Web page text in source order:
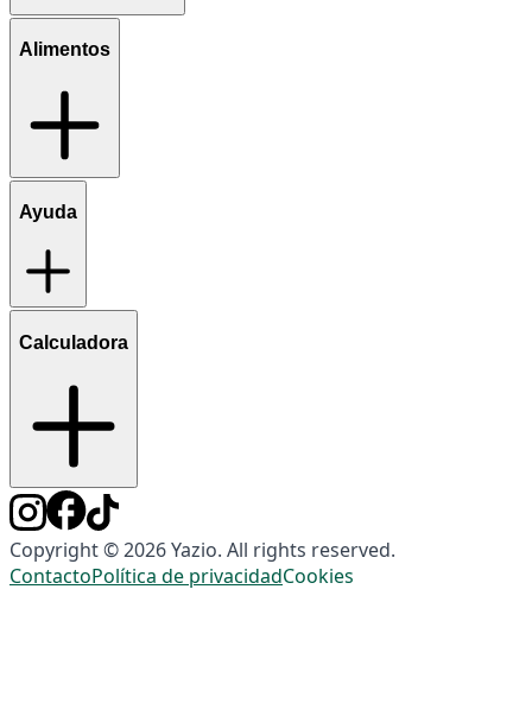
Alimentos
Ayuda
Calculadora
Copyright © 2026 Yazio. All rights reserved.
ContactoPolítica de privacidadCookies